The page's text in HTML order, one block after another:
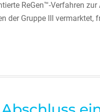
ReGen™-Verfahren
der Gruppe III